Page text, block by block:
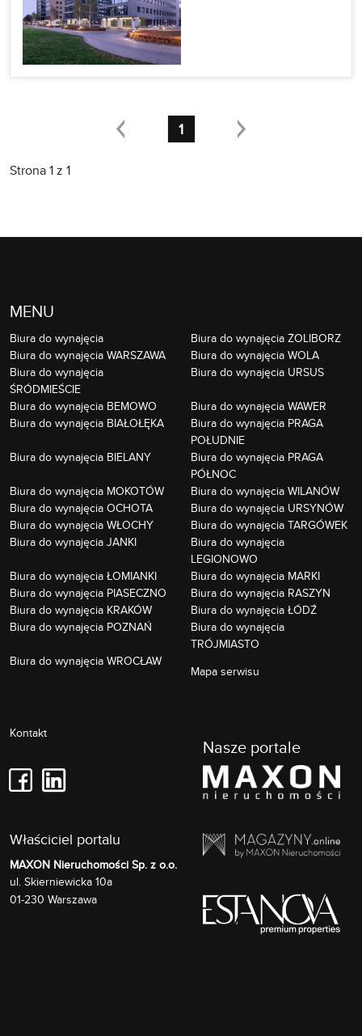
1
Strona 1 z 1
MENU
Biura do wynajęcia
Biura do wynajęcia ŻOLIBORZ
Biura do wynajęcia WARSZAWA
Biura do wynajęcia WOLA
Biura do wynajęcia
ŚRÓDMIEŚCIE
Biura do wynajęcia URSUS
Biura do wynajęcia BEMOWO
Biura do wynajęcia WAWER
Biura do wynajęcia BIAŁOŁĘKA
Biura do wynajęcia PRAGA
POŁUDNIE
Biura do wynajęcia BIELANY
Biura do wynajęcia PRAGA
PÓŁNOC
Biura do wynajęcia MOKOTÓW
Biura do wynajęcia WILANÓW
Biura do wynajęcia OCHOTA
Biura do wynajęcia URSYNÓW
Biura do wynajęcia WŁOCHY
Biura do wynajęcia TARGÓWEK
Biura do wynajęcia JANKI
Biura do wynajęcia
LEGIONOWO
Biura do wynajęcia ŁOMIANKI
Biura do wynajęcia MARKI
Biura do wynajęcia PIASECZNO
Biura do wynajęcia RASZYN
Biura do wynajęcia KRAKÓW
Biura do wynajęcia ŁÓDŹ
Biura do wynajęcia POZNAŃ
Biura do wynajęcia
TRÓJMIASTO
Biura do wynajęcia WROCŁAW
Mapa serwisu
Kontakt
Właściciel portalu
MAXON Nieruchomości Sp. z o.o.
ul. Skierniewicka 10a
01-230 Warszawa
Nasze portale